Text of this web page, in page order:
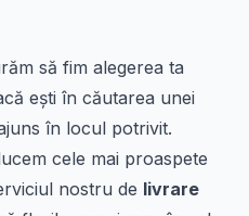
să fim alegerea ta
ești în căutarea unei
în locul potrivit.
cele mai proaspete
nostru de livrare